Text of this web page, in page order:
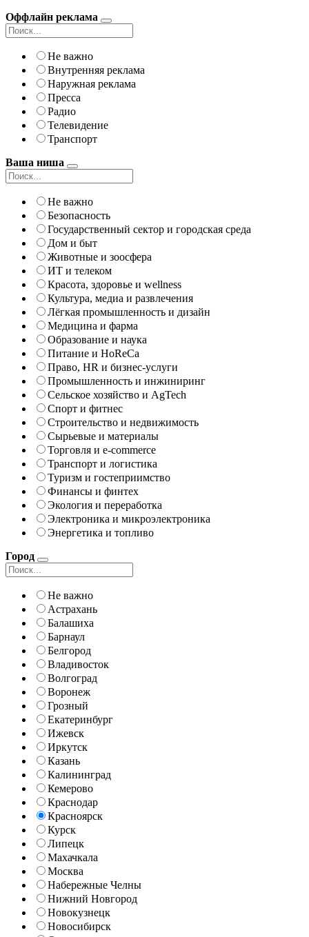
Оффлайн реклама
Не важно
Внутренняя реклама
Наружная реклама
Пресса
Радио
Телевидение
Транспорт
Ваша ниша
Не важно
Безопасность
Государственный сектор и городская среда
Дом и быт
Животные и зоосфера
ИТ и телеком
Красота, здоровье и wellness
Культура, медиа и развлечения
Лёгкая промышленность и дизайн
Медицина и фарма
Образование и наука
Питание и HoReCa
Право, HR и бизнес-услуги
Промышленность и инжиниринг
Сельское хозяйство и AgTech
Спорт и фитнес
Строительство и недвижимость
Сырьевые и материалы
Торговля и e-commerce
Транспорт и логистика
Туризм и гостеприимство
Финансы и финтех
Экология и переработка
Электроника и микроэлектроника
Энергетика и топливо
Город
Не важно
Астрахань
Балашиха
Барнаул
Белгород
Владивосток
Волгоград
Воронеж
Грозный
Екатеринбург
Ижевск
Иркутск
Казань
Калининград
Кемерово
Краснодар
Красноярск
Курск
Липецк
Махачкала
Москва
Набережные Челны
Нижний Новгород
Новокузнецк
Новосибирск